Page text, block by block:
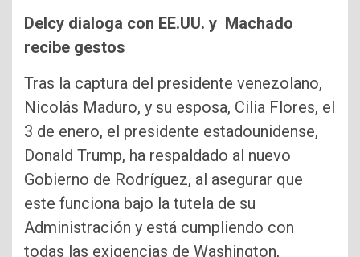
Delcy dialoga con EE.UU. y Machado
recibe gestos
Tras la captura del presidente venezolano,
Nicolás Maduro, y su esposa, Cilia Flores, el
3 de enero, el presidente estadounidense,
Donald Trump, ha respaldado al nuevo
Gobierno de Rodríguez, al asegurar que
este funciona bajo la tutela de su
Administración y está cumpliendo con
todas las exigencias de Washington,